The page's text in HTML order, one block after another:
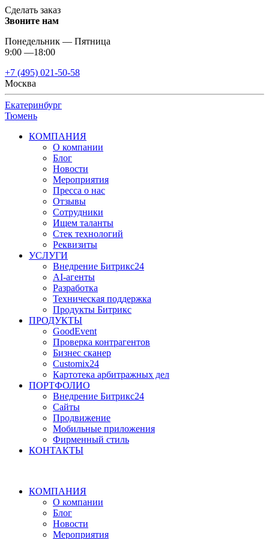
Сделать заказ
Звоните нам
Понедельник — Пятница
9:00 —18:00
+7 (495) 021-50-58
Москва
Екатеринбург
Тюмень
КОМПАНИЯ
О компании
Блог
Новости
Мероприятия
Пресса о нас
Отзывы
Сотрудники
Ищем таланты
Стек технологий
Реквизиты
УСЛУГИ
Внедрение Битрикс24
AI-агенты
Разработка
Техническая поддержка
Продукты Битрикс
ПРОДУКТЫ
GoodEvent
Проверка контрагентов
Бизнес сканер
Customix24
Картотека арбитражных дел
ПОРТФОЛИО
Внедрение Битрикс24
Сайты
Продвижение
Мобильные приложения
Фирменный стиль
КОНТАКТЫ
КОМПАНИЯ
О компании
Блог
Новости
Мероприятия